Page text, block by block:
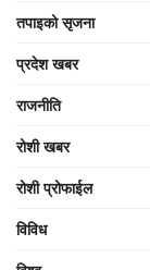
तपाइको सृजना
प्रदेश खबर
राजनीति
रोशी खबर
रोशी प्रोफाईल
विविध